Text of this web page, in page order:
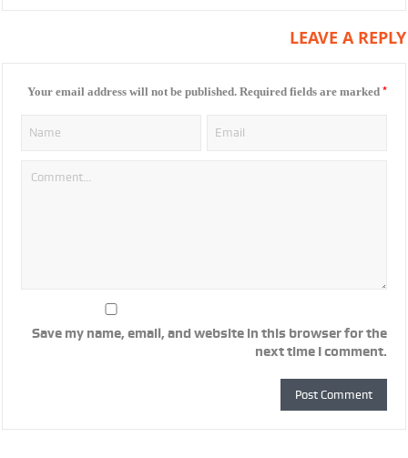
LEAVE A REPLY
Your email address will not be published. Required fields are marked *
Save my name, email, and website in this browser for the
next time I comment.